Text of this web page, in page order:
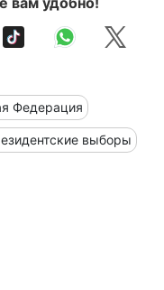
Федерация
выборы